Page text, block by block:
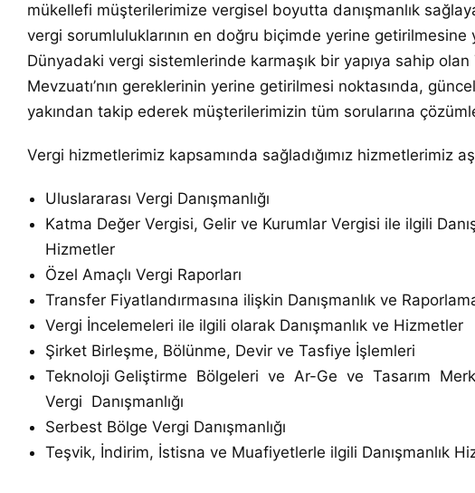
mükellefi müşterilerimize vergisel boyutta danışmanlık
vergi sorumluluklarının en doğru biçimde yerine getirilmesine
Dünyadaki vergi sistemlerinde karmaşık bir yapıya sahip olan
Mevzuatı’nın gereklerinin yerine getirilmesi noktasında,
yakından takip ederek müşterilerimizin tüm sorularına
Vergi hizmetlerimiz kapsamında sağladığımız hizmetlerimiz
Uluslararası Vergi Danışmanlığı
Katma Değer Vergisi, Gelir ve Kurumlar Vergisi ile ilgili
Hizmetler
Özel Amaçlı Vergi Raporları
Transfer Fiyatlandırmasına ilişkin Danışmanlık ve
Vergi İncelemeleri ile ilgili olarak Danışmanlık ve Hizmetler
Şirket Birleşme, Bölünme, Devir ve Tasfiye İşlemleri
Teknoloji Geliştirme Bölgeleri ve Ar-Ge ve Tasarım
Vergi Danışmanlığı
Serbest Bölge Vergi Danışmanlığı
Teşvik, İndirim, İstisna ve Muafiyetlerle ilgili Danışmanlık